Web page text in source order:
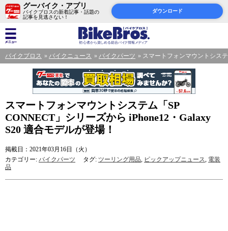
グーバイク・アプリ
バイクブロスの新着記事・話題の
記事を見逃さない！
ダウンロード
バイクブロス バイクニュース バイクパーツ スマートフォンマウントシス
スマートフォンマウントシステム「SP
CONNECT」シリーズから iPhone12・Galaxy
S20 適合モデルが登場！
掲載日：2021年03月16日（火）
カテゴリー: バイクパーツ タグ: ツーリング用品, ピックアップニュース, 電装
品